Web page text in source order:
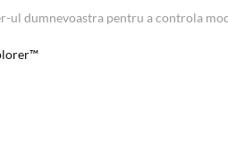
ul dumnevoastra pentru a controla